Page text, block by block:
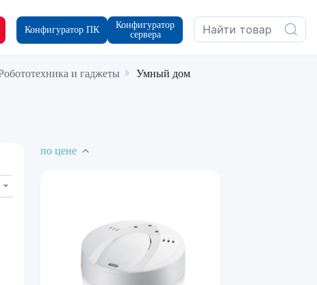
Конфигуратор ПК
Конфигуратор
сервера
и гаджеты Умный дом
по цене